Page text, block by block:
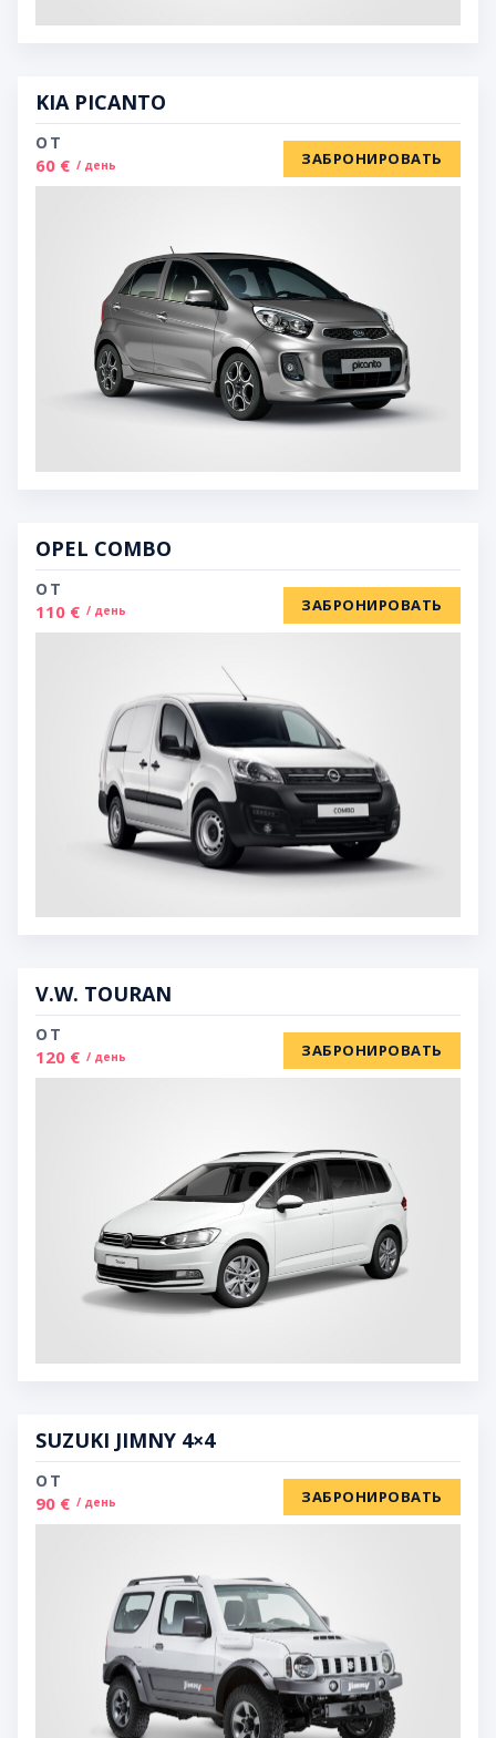
KIA PICANTO
ОТ
60 € / день ЗАБРОНИРОВАТЬ
OPEL COMBO
ОТ
110 € / день ЗАБРОНИРОВАТЬ
V.W. TOURAN
ОТ
120 € / день ЗАБРОНИРОВАТЬ
SUZUKI JIMNY 4×4
ОТ
90 € / день ЗАБРОНИРОВАТЬ